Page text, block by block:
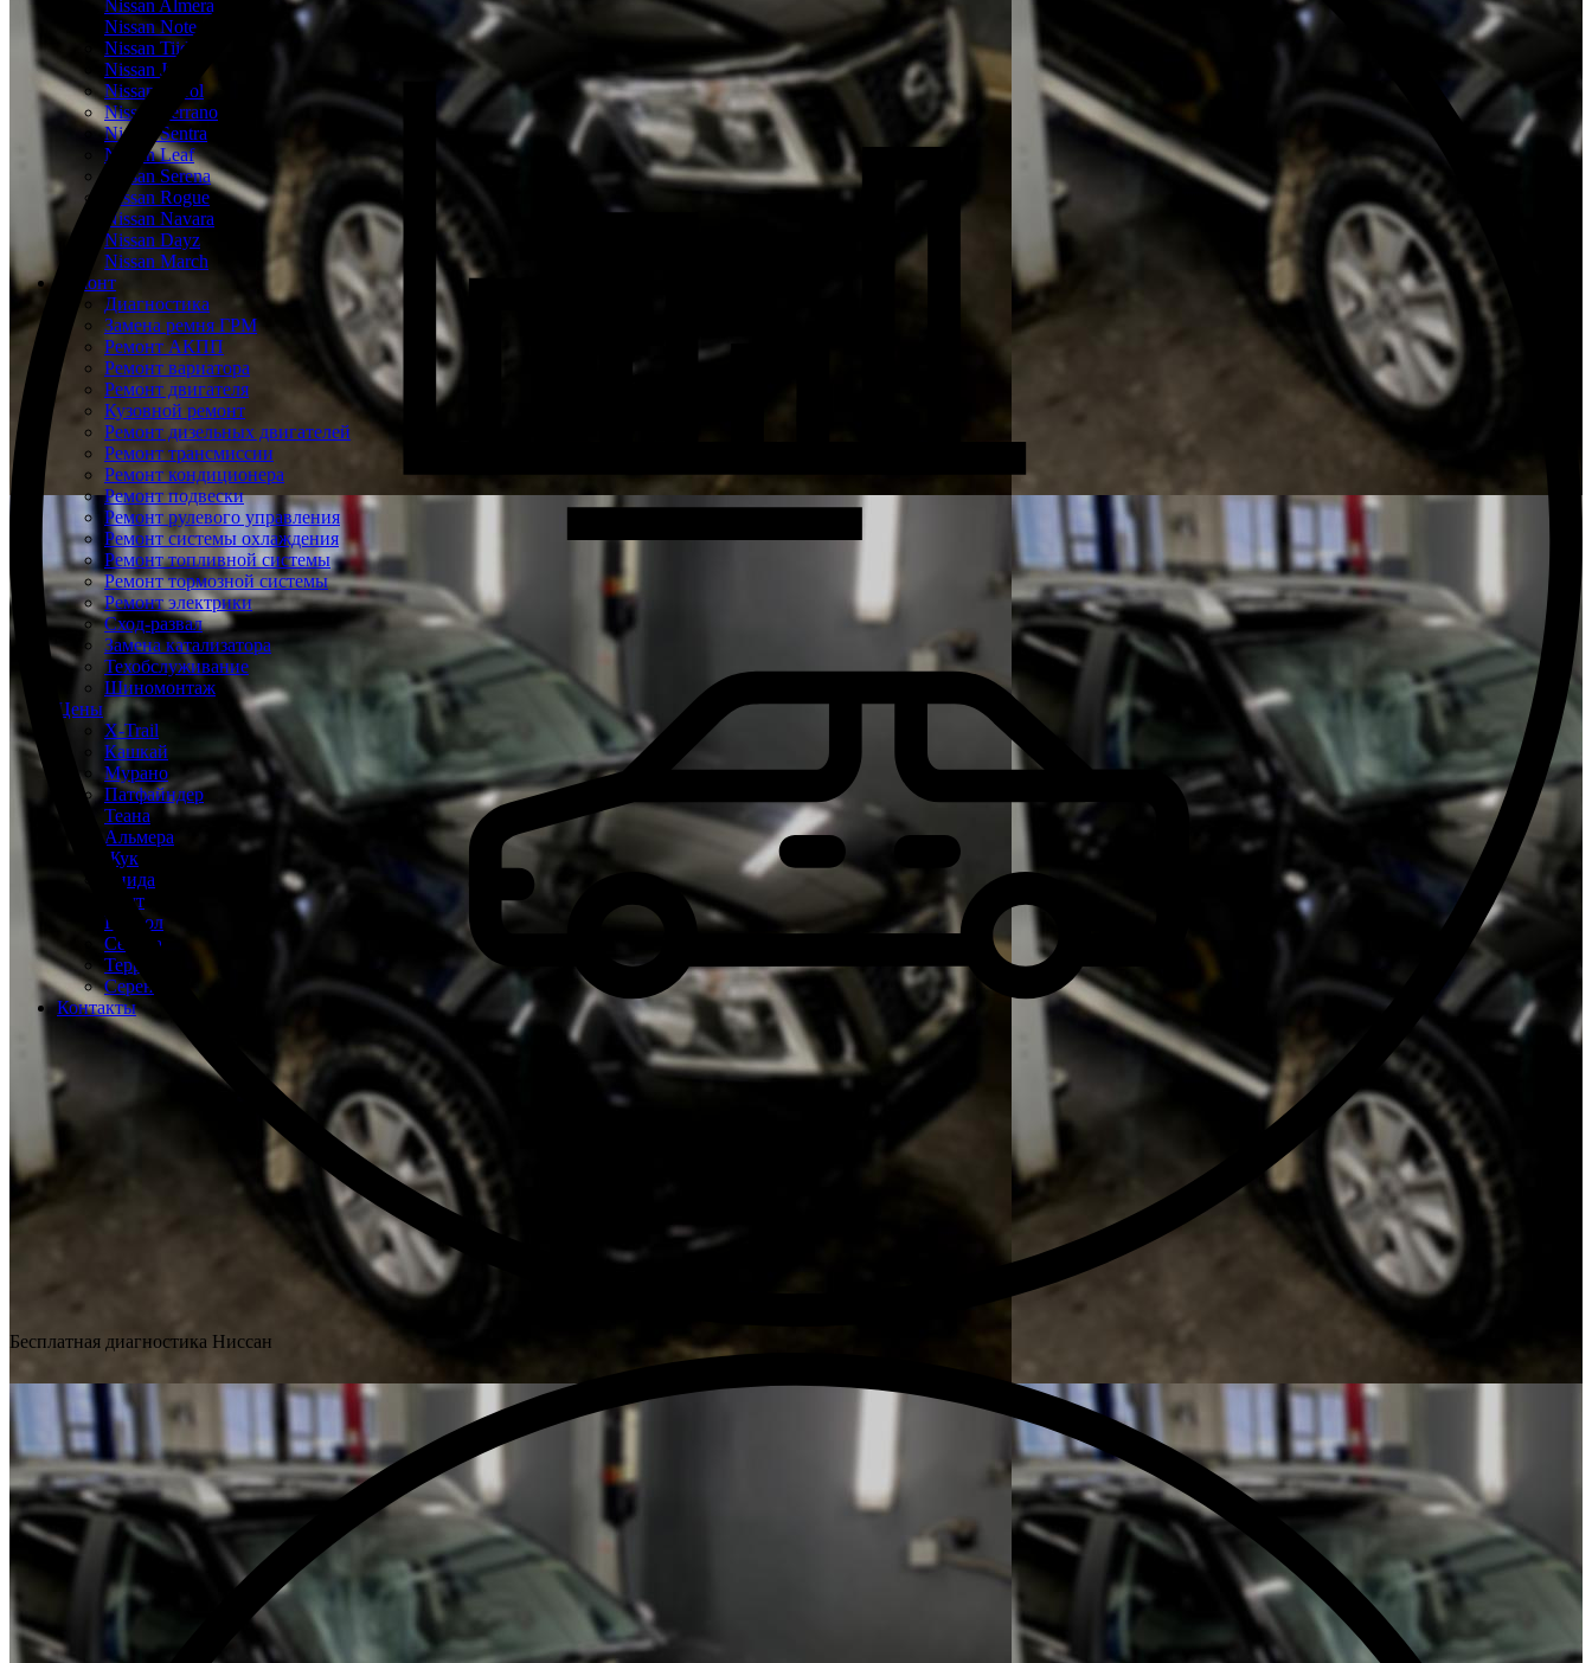
Nissan Almera
Nissan Note
Nissan Tiida
Nissan Juke
Nissan Patrol
Nissan Terrano
Nissan Sentra
Nissan Leaf
Nissan Serena
Nissan Rogue
Nissan Navara
Nissan Dayz
Nissan March
Ремонт
Диагностика
Замена ремня ГРМ
Ремонт АКПП
Ремонт вариатора
Ремонт двигателя
Кузовной ремонт
Ремонт дизельных двигателей
Ремонт трансмиссии
Ремонт кондиционера
Ремонт подвески
Ремонт рулевого управления
Ремонт системы охлаждения
Ремонт топливной системы
Ремонт тормозной системы
Ремонт электрики
Сход-развал
Замена катализатора
Техобслуживание
Шиномонтаж
Цены
X-Trail
Кашкай
Мурано
Патфайндер
Теана
Альмера
Жук
Тиида
Ноут
Патрол
Сентра
Террано
Серена
Контакты
Бесплатная диагностика Ниссан